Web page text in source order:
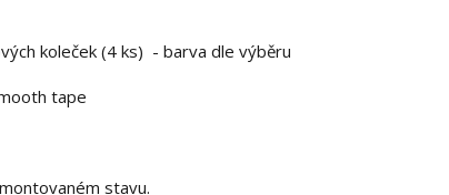
koleček (4 ks) - barva dle výběru
tape
stavu.